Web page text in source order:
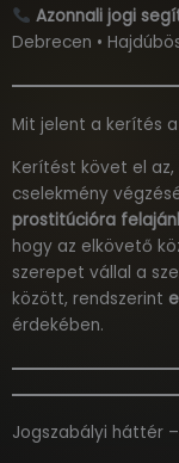
Azonnali jogi
Debrecen •
Mit jelent a kerítés
Kerítést követ el az,
cselekmény
prostitúcióra
hogy az elkövető
szerepet vállal a
között, rendszerint
érdekében.
Jogszabályi háttér –